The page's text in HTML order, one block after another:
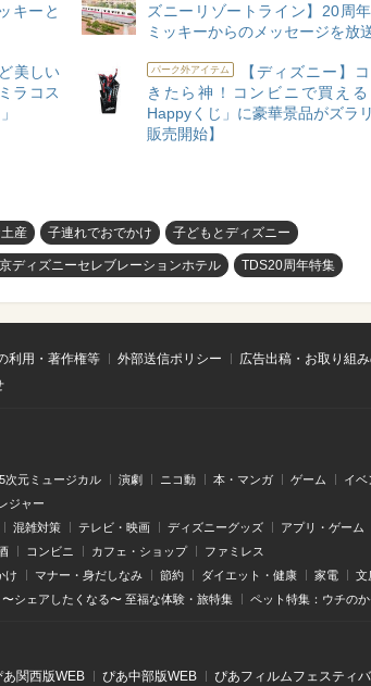
キーと
ズニーリゾートライン】20周
ミッキーからのメッセージを放
美しい
ラコス
パーク外アイテム
【ディズニー】
きたら神！コンビニで買え
Happyくじ」に豪華景品がズラ
販売開始】
産 子連れでおでかけ 子どもとディズニー
ディズニーセレブレーションホテル TDS20周年特集
利用・著作権等 外部送信ポリシー
広告出稿・お取り組
次元ミュージカル 演劇 ニコ動 本・マンガ ゲーム イベ
ジャー
混雑対策
テレビ・映画 ディズニーグッズ アプリ・ゲーム
コンビニ カフェ・ショップ
ファミレス
け
マナー・身だしなみ 節約 ダイエット・健康 家電 文
〜シェアしたくなる〜 至福な体験・旅特集
ペット特集：ウチのか
あ関⻄版WEB ぴあ中部版WEB ぴあフィルムフェスティ